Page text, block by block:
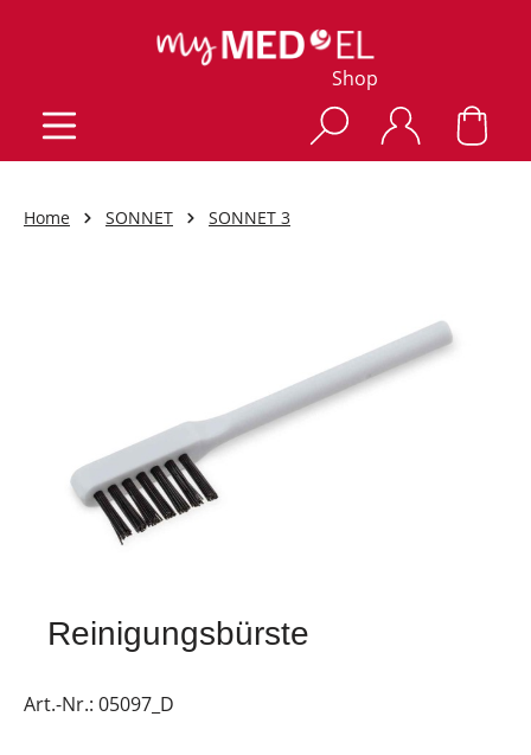
Shop
Home SONNET SONNET 3
Reinigungsbürste
Art.-Nr.: 05097_D